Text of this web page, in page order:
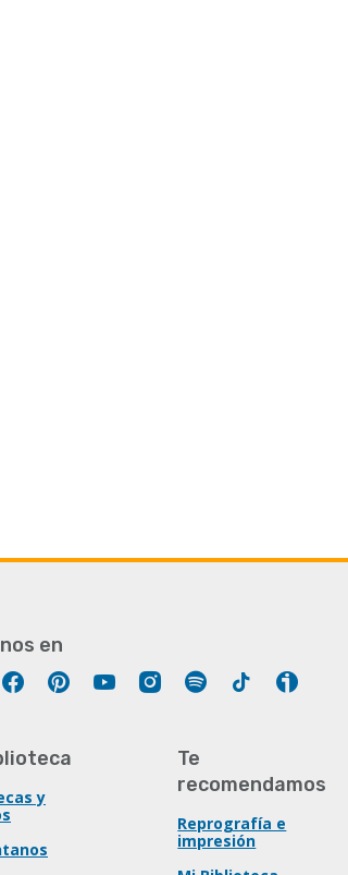
en
FacebookPinterestYouTubeInstagram
Spotify Tiktok
y
Te
recomendamos
Reprografía e
impresión